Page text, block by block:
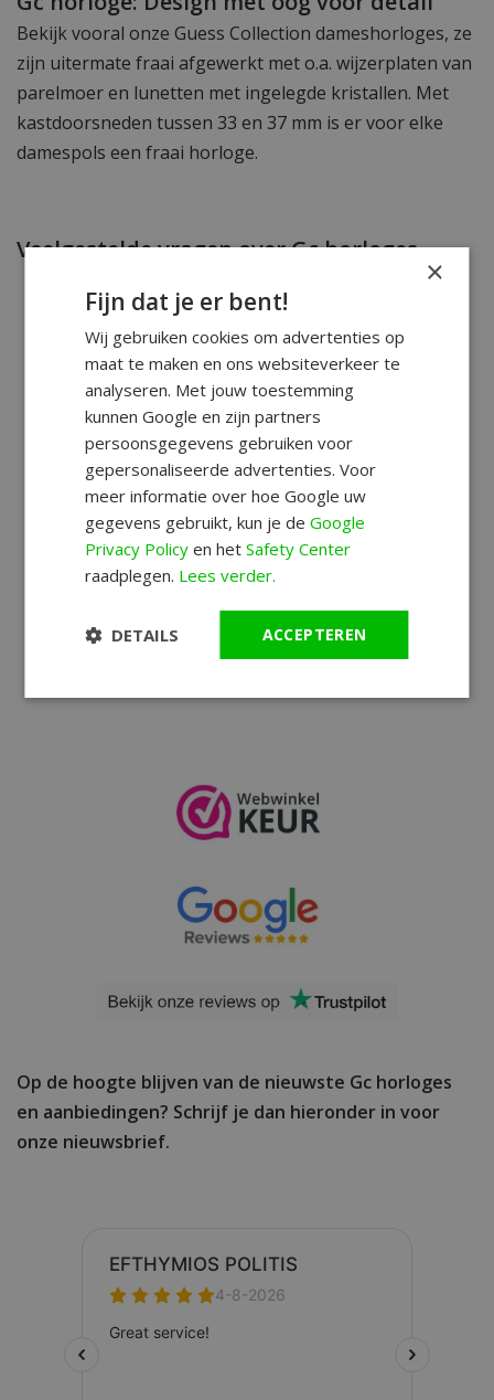
Bekijk vooral onze Guess Collection dameshorloges, ze
zijn uitermate fraai afgewerkt met o.a. wijzerplaten van
parelmoer en lunetten met ingelegde kristallen. Met
kastdoorsneden tussen 33 en 37 mm is er voor elke
damespols een fraai horloge.
Veelgestelde vragen over Gc horloges
Wat is het verschil tussen Gc Guess Collection
en het merk GUESS?
Zijn Gc horloges waterdicht?
Hoe onderhoud ik mijn Gc horloge goed?
Wat is de prijs-kwaliteitverhouding van Gc
horloges?
Welk type uurwerken gebruikt Gc?
Op de hoogte blijven van de nieuwste Gc horloges
en aanbiedingen? Schrijf je dan hieronder in voor
onze nieuwsbrief.
×
Fijn dat je er bent!
Wij gebruiken cookies om advertenties op
maat te maken en ons websiteverkeer te
analyseren. Met jouw toestemming
kunnen Google en zijn partners
persoonsgegevens gebruiken voor
gepersonaliseerde advertenties. Voor
meer informatie over hoe Google uw
gegevens gebruikt, kun je deGoogle
Privacy Policy en hetSafety Center
raadplegen. Lees verder.
ACCEPTEREN
DETAILS